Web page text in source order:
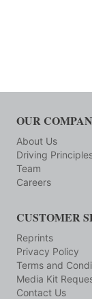
OUR
About Us
Driving
Team
Careers
CUSTOMER
Reprints
Privacy Policy
Terms and
Media Kit
Contact Us